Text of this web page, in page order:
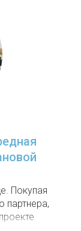
Покупая
партнера,